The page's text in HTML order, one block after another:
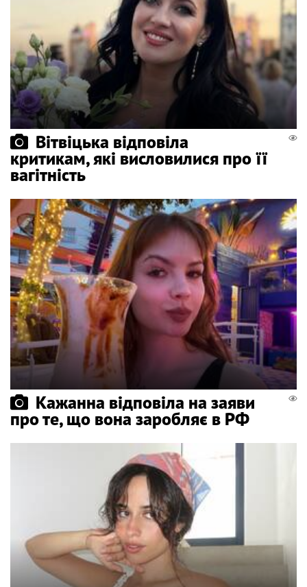
Вітвіцька відповіла
критикам, які висловилися про її
вагітність
Кажанна відповіла на заяви
про те, що вона заробляє в РФ